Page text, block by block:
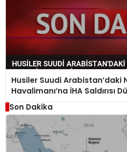
Husiler Suudi Arabistan’daki
Havalimanı’na İHA Saldırısı
Son Dakika